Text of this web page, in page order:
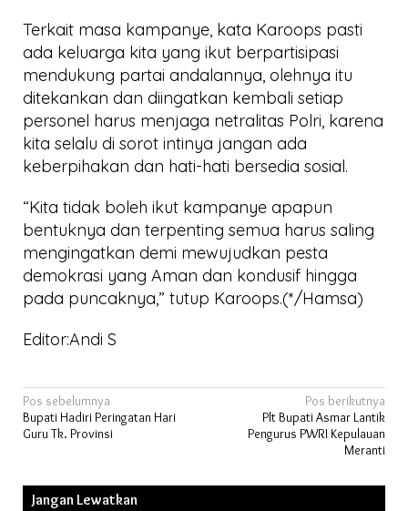
Terkait masa kampanye, kata Karoops pasti
ada keluarga kita yang ikut berpartisipasi
mendukung partai andalannya, olehnya itu
ditekankan dan diingatkan kembali setiap
personel harus menjaga netralitas Polri, karena
kita selalu di sorot intinya jangan ada
keberpihakan dan hati-hati bersedia sosial.
“Kita tidak boleh ikut kampanye apapun
bentuknya dan terpenting semua harus saling
mengingatkan demi mewujudkan pesta
demokrasi yang Aman dan kondusif hingga
pada puncaknya,” tutup Karoops.(*/Hamsa)
Editor:Andi S
Navigasi
pos
Pos sebelumnya
Bupati Hadiri Peringatan Hari
Guru Tk. Provinsi
Pos berikutnya
Plt Bupati Asmar Lantik
Pengurus PWRI Kepulauan
Meranti
Jangan Lewatkan